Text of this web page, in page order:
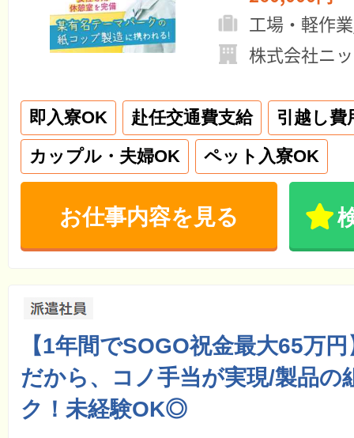
工場・軽作
株式会社ニ
即入寮OK 赴任交通費支給
引越し費
カップル・夫婦OK
ペット入寮OK
お仕事内容を見る
【1年間でSOGO祝金最大65万
だから、コノ手当が実現/製品の
ク！未経験OK◎